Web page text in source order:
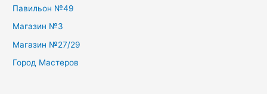
f
o
Павильон №49
Магазин №3
Магазин №27/29
Город Мастеров